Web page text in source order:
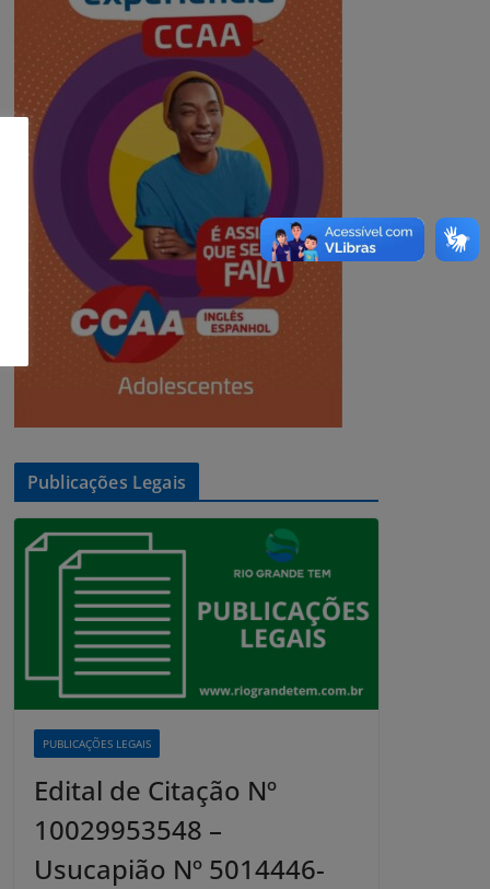
Publicações Legais
PUBLICAÇÕES LEGAIS
Edital de Citação Nº
10029953548 –
Usucapião Nº 5014446-